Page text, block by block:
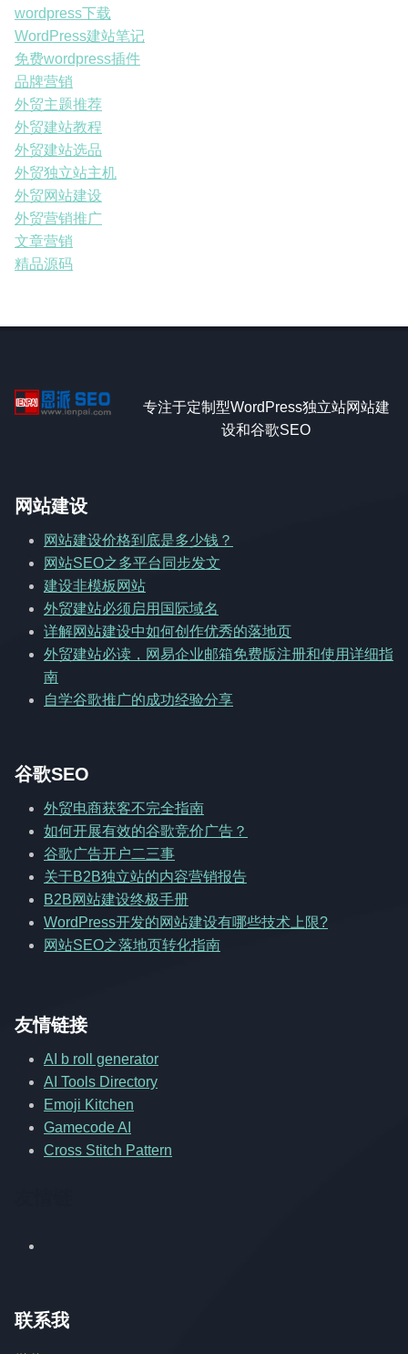
wordpress下载
WordPress建站笔记
免费wordpress插件
品牌营销
外贸主题推荐
外贸建站教程
外贸建站选品
外贸独立站主机
外贸网站建设
外贸营销推广
文章营销
精品源码
专注于定制型WordPress独立站网站建
设和谷歌SEO
网站建设
网站建设价格到底是多少钱？
网站SEO之多平台同步发文
建设非模板网站
外贸建站必须启用国际域名
详解网站建设中如何创作优秀的落地页
外贸建站必读，网易企业邮箱免费版注册和使用详细指
南
自学谷歌推广的成功经验分享
谷歌SEO
外贸电商获客不完全指南
如何开展有效的谷歌竞价广告？
谷歌广告开户二三事
关于B2B独立站的内容营销报告
B2B网站建设终极手册
WordPress开发的网站建设有哪些技术上限?
网站SEO之落地页转化指南
友情链接
AI b roll generator
AI Tools Directory
Emoji Kitchen
Gamecode AI
Cross Stitch Pattern
联系我